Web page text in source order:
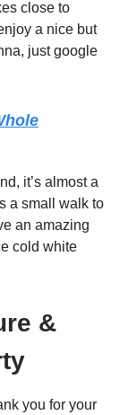
close to
a nice but
just google
it’s almost a
a small walk to
an amazing
cold white
&
you for your